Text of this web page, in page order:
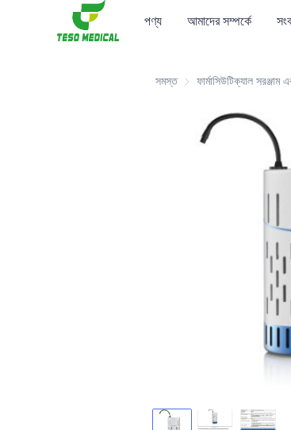
পণ্য আমাদের সম্পর্কে
সমস্ত ফার্মাসিউটিক্যাল সরঞ্জাম